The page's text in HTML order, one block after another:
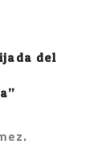
del